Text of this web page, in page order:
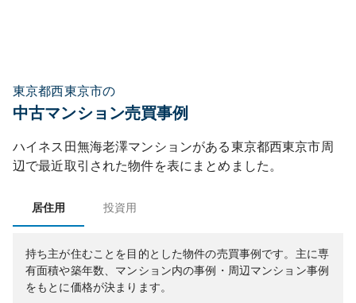
東京都西東京市の
中古マンション売買事例
ハイネス田無海老澤マンションがある東京都西東京市周
辺で最近取引された物件を表にまとめました。
居住用 投資用
持ち主が住むことを目的とした物件の売買事例です。 主に専
有面積や築年数、マンション内の事例・周辺マンション事例
をもとに価格が決まります。